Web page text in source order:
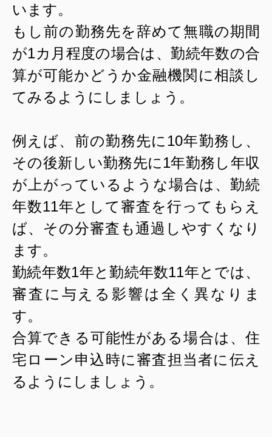
います。
もし前の勤務先を辞めて無職の期間
が1カ月程度の場合は、勤続年数の合
算が可能かどうか金融機関に相談し
てみるようにしましょう。
例えば、前の勤務先に 10年勤務し、
その後新しい勤務先に1年勤務し年収
が上がっているような場合は、勤続
年数11年として審査を行ってもらえ
ば、その分審査も通過しやすくなり
ます。
勤続年数1年と勤続年数11年とでは、
審査に与える影響は全く異なりま
す。
合算できる可能性がある場合は、住
宅ローン申込時に審査担当者に伝え
るようにしましょう。